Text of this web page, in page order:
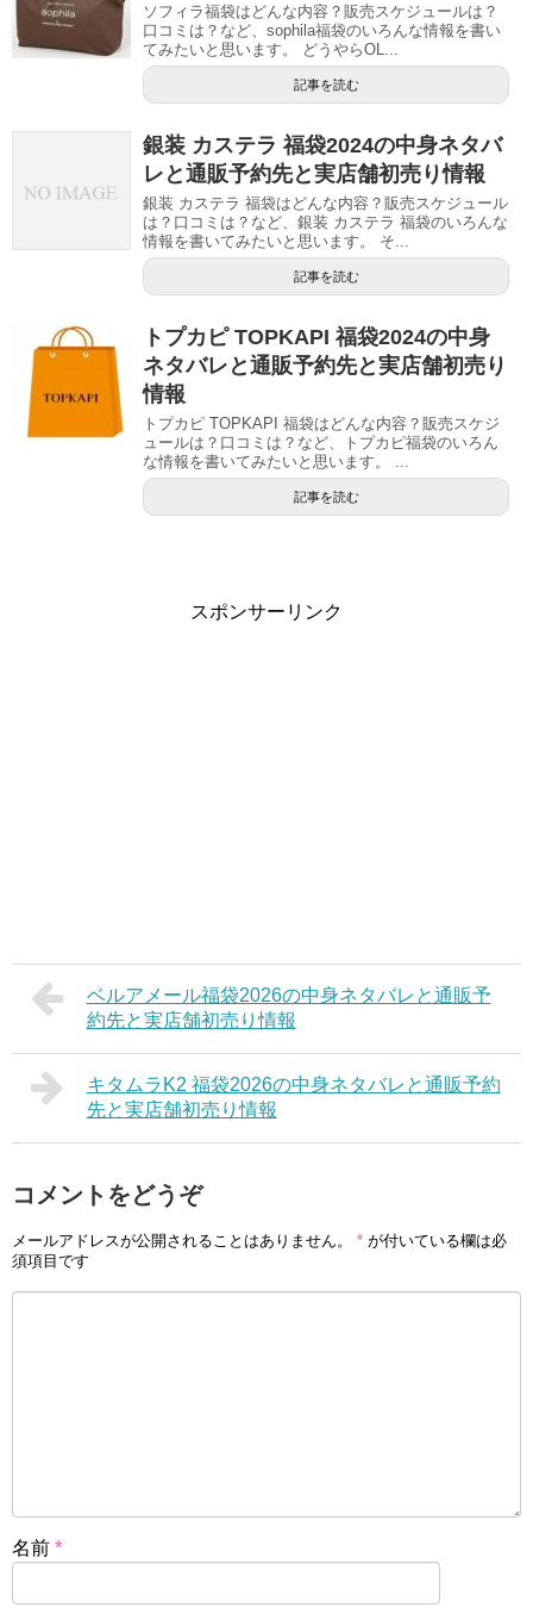
ソフィラ福袋はどんな内容？販売スケジュールは？
口コミは？など、sophila福袋のいろんな情報を書い
てみたいと思います。 どうやらOL...
記事を読む
銀装 カステラ 福袋2024の中身ネタバ
レと通販予約先と実店舗初売り情報
銀装 カステラ 福袋はどんな内容？販売スケジュール
は？口コミは？など、銀装 カステラ 福袋のいろんな
情報を書いてみたいと思います。 そ...
記事を読む
トプカピ TOPKAPI 福袋2024の中身
ネタバレと通販予約先と実店舗初売り
情報
トプカピ TOPKAPI 福袋はどんな内容？販売スケジ
ュールは？口コミは？など、トプカピ福袋のいろん
な情報を書いてみたいと思います。 ...
記事を読む
スポンサーリンク
ベルアメール福袋2026の中身ネタバレと通販予
約先と実店舗初売り情報
キタムラK2 福袋2026の中身ネタバレと通販予約
先と実店舗初売り情報
コメントをどうぞ
メールアドレスが公開されることはありません。 * が付いている欄は必
須項目です
名前 *